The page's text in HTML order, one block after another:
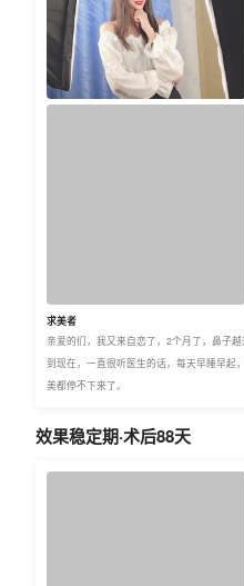
求美者
亲爱的们，我又来自恋了，2个月了，鼻子
到现在，一直很听医生的话，每天早睡早起
美都停不下来了。
效果稳定期·术后88天